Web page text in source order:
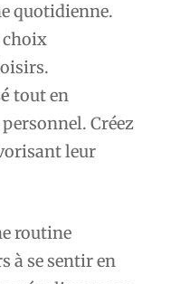
quotidienne.
choix
tout en
Créez
leur
routine
à se sentir en